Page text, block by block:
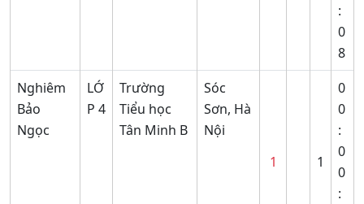
:
0
8
Nghiêm
Bảo
Ngọc
LỚ
P 4
Trường
Tiểu học
Tân Minh B
Sóc
Sơn, Hà
Nội
1
1
0
0
:
0
0
: